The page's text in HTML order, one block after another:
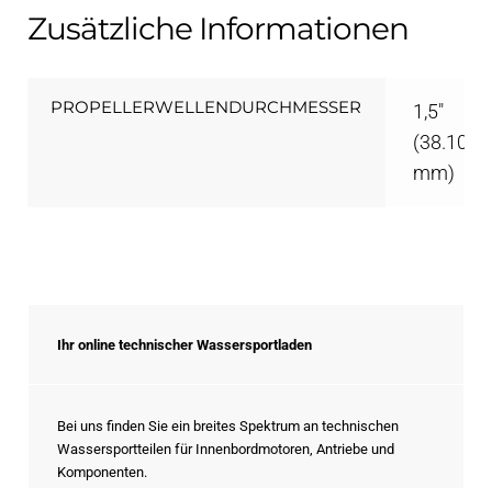
Zusätzliche Informationen
PROPELLERWELLENDURCHMESSER
1,5"
(38.10
mm)
Ihr online technischer Wassersportladen
Bei uns finden Sie ein breites Spektrum an technischen
Wassersportteilen für Innenbordmotoren, Antriebe und
Komponenten.